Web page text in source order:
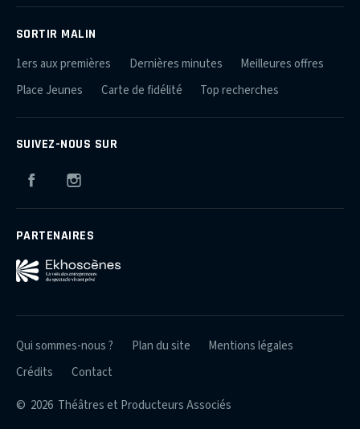
SORTIR MALIN
1ers aux premières Dernières minutes
Meilleures offres
Place Jeunes
Carte de fidélité Top recherches
SUIVEZ-NOUS SUR
Facebook
PARTENAIRES
© 2026 Théâtres et Producteurs Associés
Qui sommes-nous ? Plan du site
Mentions légales
Crédits
Contact